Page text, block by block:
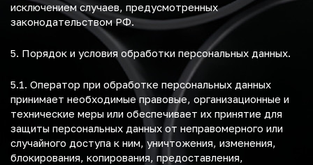
исключением случаев, предусмотренных
законодательством РФ.
5. Порядок и условия обработки персональных данных.
5.1. Оператор при обработке персональных данных
принимает необходимые правовые, организационные и
технические меры или обеспечивает их принятие для
защиты персональных данных от неправомерного или
случайного доступа к ним, уничтожения, изменения,
блокирования, копирования, предоставления,